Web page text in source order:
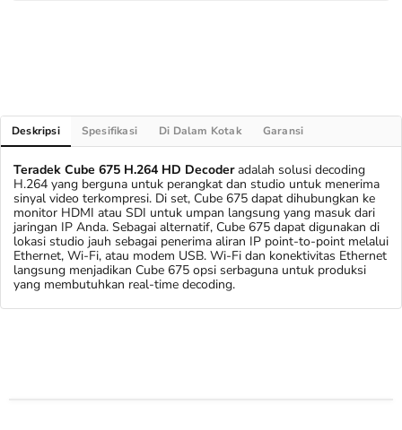
Deskripsi Spesifikasi Di Dalam Kotak Garansi
Teradek Cube 675 H.264 HD Decoderadalah solusi decoding
H.264 yang berguna untuk perangkat dan studio untuk menerima
sinyal video terkompresi. Di set, Cube 675 dapat dihubungkan ke
monitor HDMI atau SDI untuk umpan langsung yang masuk dari
jaringan IP Anda. Sebagai alternatif, Cube 675 dapat digunakan di
lokasi studio jauh sebagai penerima aliran IP point-to-point melalui
Ethernet, Wi-Fi, atau modem USB. Wi-Fi dan konektivitas Ethernet
langsung menjadikan Cube 675 opsi serbaguna untuk produksi
yang membutuhkan real-time decoding.